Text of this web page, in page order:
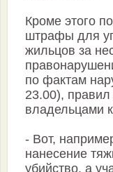
Кроме этого
штрафы для
жильцов за
по фактам
23.00), правил
владельцами
- Вот,
нанесение
убийство, а